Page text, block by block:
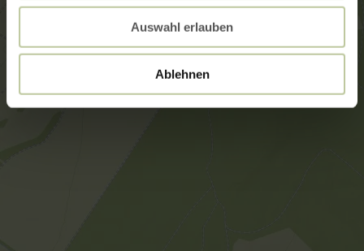
Auswahl erlauben
Ablehnen